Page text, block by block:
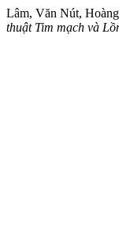
Lâm, Văn Nút,
thuật Tim mạch và